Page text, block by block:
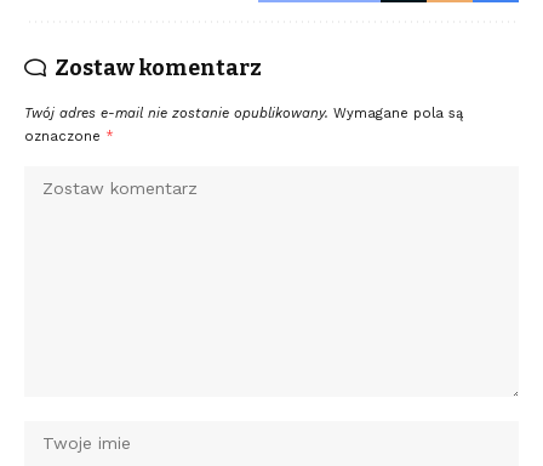
Zostaw komentarz
Twój adres e-mail nie zostanie opublikowany. Wymagane pola są
oznaczone *